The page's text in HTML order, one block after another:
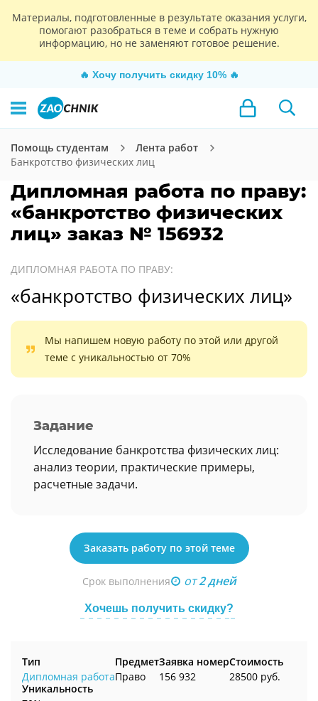
Материалы, подготовленные в результате оказания услуги,
помогают разобраться в теме и собрать нужную
информацию, но не заменяют готовое решение.
🔥 Хочу получить скидку 10% 🔥
Помощь студентам
Лента работ
Банкротство физических лиц
Дипломная работа по праву:
«банкротство физических
лиц» заказ № 156932
ДИПЛОМНАЯ РАБОТА ПО ПРАВУ:
«банкротство физических лиц»
Мы напишем новую работу по этой или другой
теме с уникальностью от 70%
Задание
Исследование банкротства физических лиц:
анализ теории, практические примеры,
расчетные задачи.
Заказать работу по этой теме
Срок выполнения от2 дней
Хочешь получить скидку?
Тип
Дипломная работа
Предмет
Право
Заявка номер
156 932
Стоимость
28500 руб.
Уникальность